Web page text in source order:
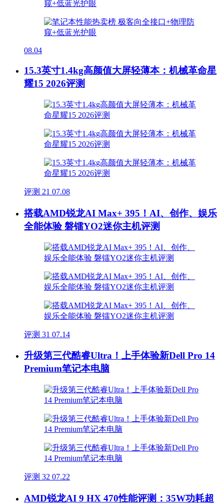
08.04
15.3英寸1.4kg高颜值大屏轻薄本：机械革命星
耀15 2026评测
评测 21 07.08
搭载AMD锐龙AI Max+ 395！AI、创作、娱乐
全能体验 磐镭YO2迷你主机评测
评测 31 07.14
升级第三代酷睿Ultra！上手体验新Dell Pro 14
Premium笔记本电脑
评测 32 07.22
AMD锐龙AI 9 HX 470性能评测：35W功耗超